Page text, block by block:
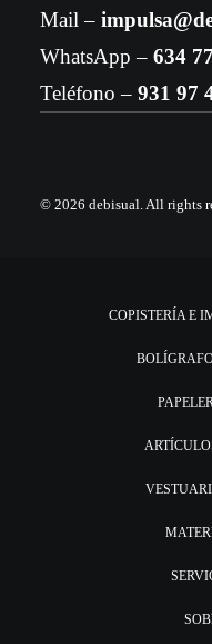
Mail –
WhatsApp – 634
Teléfono – 931 97
© 2026 debisual.All rights
COPISTERÍA E